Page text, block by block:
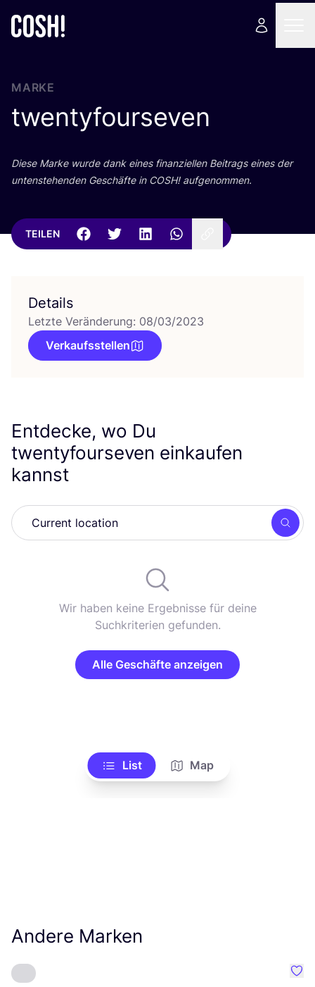
MARKE
twentyfourseven
Die­se Mar­ke wur­de dank eines finan­zi­el­len Bei­trags eines der
unten­ste­hen­den Geschäf­te in COSH! aufgenommen.
TEILEN
Details
Letzte Veränderung: 08/03/2023
Verkaufsstellen
Entdecke, wo Du
twentyfourseven einkaufen
kannst
Wir haben keine Ergebnisse für deine
Suchkriterien gefunden.
Alle Geschäfte anzeigen
List Map
Andere Marken